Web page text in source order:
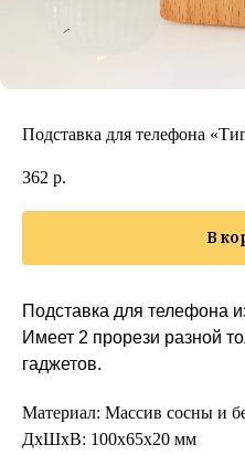
Подставка для телефона
362 р.
В
Подставка для телефона
Имеет 2 прорези разной
гаджетов.
Материал: Массив сосны и
ДxШxВ: 100x65x20 мм